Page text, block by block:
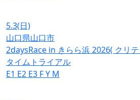
5.3(日)
山口県山口市
2daysRace in きらら浜 2026( クリ
タイムトライアル
E1 E2 E3 FY M